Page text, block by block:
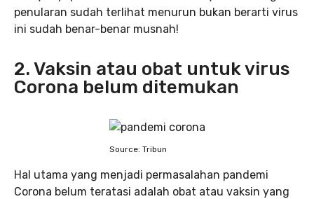
penularan sudah terlihat menurun bukan berarti virus
ini sudah benar-benar musnah!
2. Vaksin atau obat untuk virus
Corona belum ditemukan
Source: Tribun
Hal utama yang menjadi permasalahan pandemi
Corona belum teratasi adalah obat atau vaksin yang